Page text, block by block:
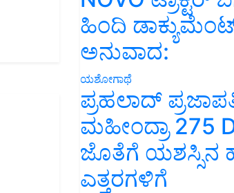
ಹಿಂದಿ
ಅನುವಾದ:
ಯಶೋಗಾಥೆ
ಪ್ರಹಲಾದ್
ಮಹೀಂದ್ರಾ 275
ಜೊತೆಗೆ ಯಶಸ್ಸಿನ
ಎತ್ತರಗಳಿಗೆ